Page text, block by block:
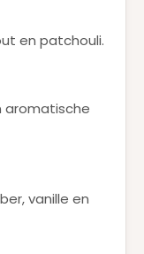
en patchouli.
aromatische
vanille en